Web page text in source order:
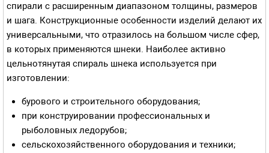
спирали с расширенным диапазоном толщины, размеров
и шага. Конструкционные особенности изделий делают их
универсальными, что отразилось на большом числе сфер,
в которых применяются шнеки. Наиболее активно
цельнотянутая спираль шнека используется при
изготовлении:
бурового и строительного оборудования;
при конструировании профессиональных и
рыболовных ледорубов;
сельскохозяйственного оборудования и техники;